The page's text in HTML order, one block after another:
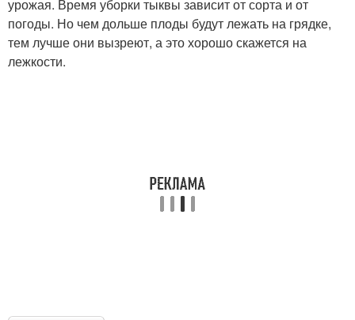
урожая. Время уборки тыквы зависит от сорта и от
погоды. Но чем дольше плоды будут лежать на грядке,
тем лучше они вызреют, а это хорошо скажется на
лежкости.